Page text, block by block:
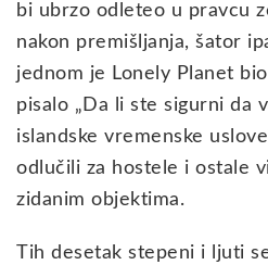
bi ubrzo odleteo u pravcu
nakon premišljanja, šator
jednom je Lonely Planet
pisalo „Da li ste sigurni da
islandske vremenske
odlučili za hostele i ostale
zidanim objektima.
Tih desetak stepeni i ljuti